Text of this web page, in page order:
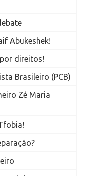
Abukeshek!
direitos!
Brasileiro (PCB)
Zé Maria